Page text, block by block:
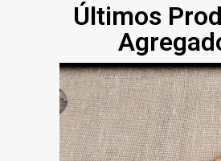
Últimos